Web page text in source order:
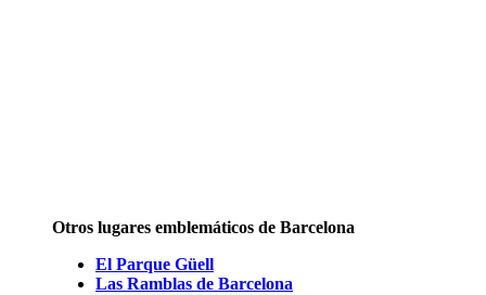
Otros lugares emblemáticos de Barcelona
El Parque Güell
Las Ramblas de Barcelona